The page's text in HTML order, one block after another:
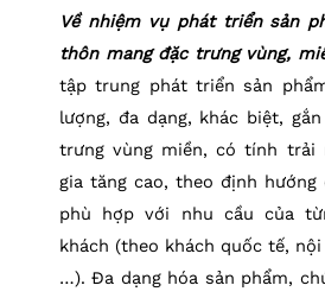
Về nhiệm vụ phát triển sản
thôn mang đặc trưng vùng,
tập trung phát triển sản
lượng, đa dạng, khác biệt,
trưng vùng miền, có tính trải
gia tăng cao, theo định
phù hợp với nhu cầu của
khách (theo khách quốc tế,
…). Đa dạng hóa sản phẩm,